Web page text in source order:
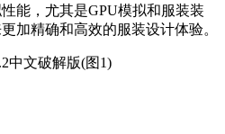
能，尤其是GPU模拟和服装装
加精确和高效的服装设计体验。